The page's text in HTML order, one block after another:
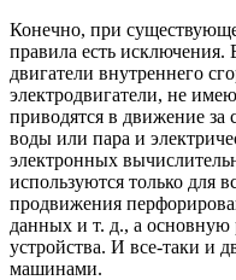
Конечно, при
правила есть
двигатели внутреннего
электродвигатели, не
приводятся в движение за
воды или пара и
электронных
используются только для
продвижения
данных и т. д., а
устройства. И все-таки и
машинами.